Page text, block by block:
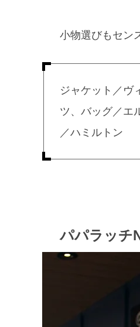
小物選びもセン
ジャケット／ヴ
ツ、バッグ／エ
／ハミルトン
パパラッチ